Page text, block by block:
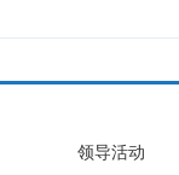
领导活动